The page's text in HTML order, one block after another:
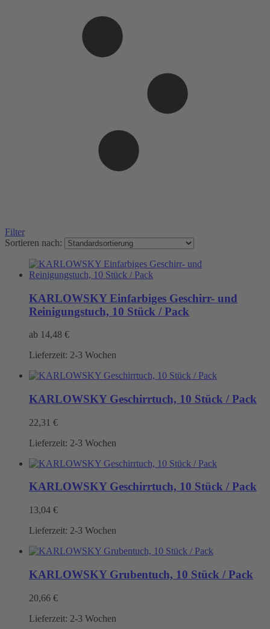
Filter
Sortieren nach:
KARLOWSKY Einfarbiges Geschirr- und
Reinigungstuch, 10 Stück / Pack
ab 14,48 €
Lieferzeit: 2-3 Wochen
KARLOWSKY Geschirrtuch, 10 Stück / Pack
22,31 €
Lieferzeit: 2-3 Wochen
KARLOWSKY Geschirrtuch, 10 Stück / Pack
13,04 €
Lieferzeit: 2-3 Wochen
KARLOWSKY Grubentuch, 10 Stück / Pack
20,66 €
Lieferzeit: 2-3 Wochen